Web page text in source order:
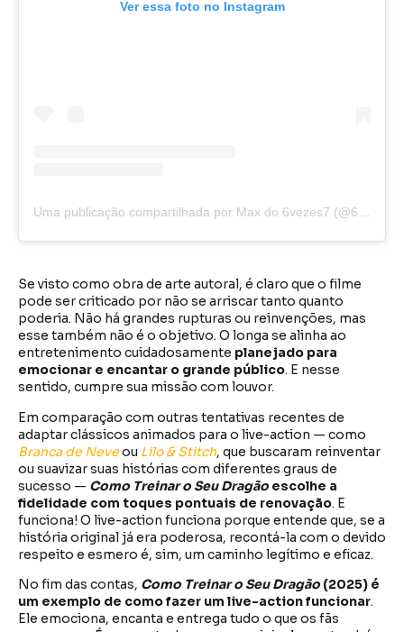
Ver essa foto no Instagram
Uma publicação compartilhada por Max do 6vezes7 (@6vezes7)
Se visto como obra de arte autoral, é claro que o filme
pode ser criticado por não se arriscar tanto quanto
poderia. Não há grandes rupturas ou reinvenções, mas
esse também não é o objetivo. O longa se alinha ao
entretenimento cuidadosamente planejado para
emocionar e encantar o grande público. E nesse
sentido, cumpre sua missão com louvor.
Em comparação com outras tentativas recentes de
adaptar clássicos animados para o live-action — como
Branca de Neveou Lilo & Stitch, que buscaram reinventar
ou suavizar suas histórias com diferentes graus de
sucesso — Como Treinar o Seu Dragão escolhe a
fidelidade com toques pontuais de renovação. E
funciona! O live-action funciona porque entende que, se a
história original já era poderosa, recontá-la com o devido
respeito e esmero é, sim, um caminho legítimo e eficaz.
No fim das contas, Como Treinar o Seu Dragão (2025) é
um exemplo de como fazer um live-action funcionar.
Ele emociona, encanta e entrega tudo o que os fãs